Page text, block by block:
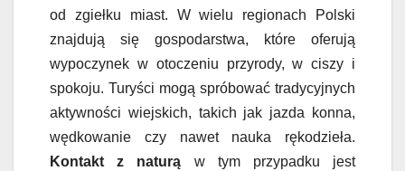
od zgiełku miast. W wielu regionach Polski
znajdują się gospodarstwa, które oferują
wypoczynek w otoczeniu przyrody, w ciszy i
spokoju. Turyści mogą spróbować tradycyjnych
aktywności wiejskich, takich jak jazda konna,
wędkowanie czy nawet nauka rękodzieła.
Kontakt z naturą w tym przypadku jest